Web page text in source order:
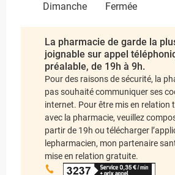
Dimanche
Fermée
La pharmacie de garde la
joignable sur appel
préalable, de 19h à 9h.
Pour des raisons de sécurité, la
pas souhaité communiquer ses
internet. Pour être mis en relation
avec la pharmacie, veuillez
partir de 19h ou télécharger
lepharmacien, mon partenaire
mise en relation gratuite.